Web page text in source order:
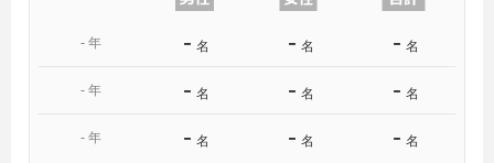
- 年 - 名 - 名 - 名
- 年 - 名 - 名 - 名
- 年 - 名 - 名 - 名